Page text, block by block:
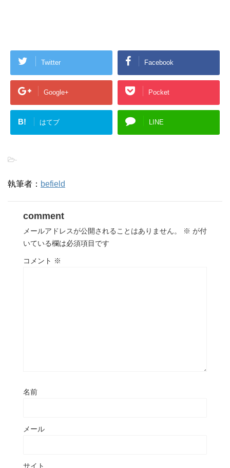
Twitter Facebook
Google+ Pocket
B! はてブ LINE
-
執筆者： befield
comment
メールアドレスが公開されることはありません。 ※ が付
いている欄は必須項目です
コメント ※
名前
メール
サイト